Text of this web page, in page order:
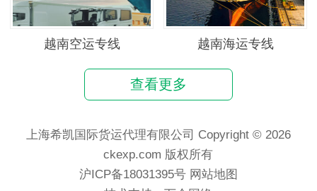
越南空运专线 越南海运专线
查看更多
上海希凯国际货运代理有限公司 Copyright © 2026
ckexp.com 版权所有
沪ICP备18031395号 网站地图